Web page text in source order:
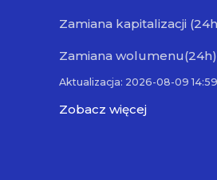
Zamiana kapitalizacji
Zamiana
Aktualizacja: 2026-08-09
Zobacz więcej